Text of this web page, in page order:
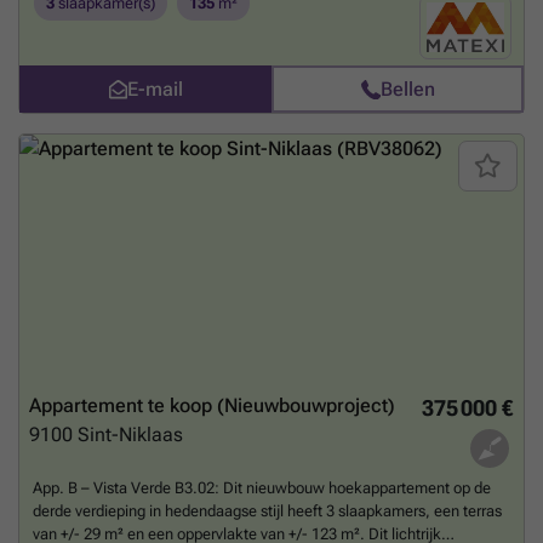
aan het recent aangelegde stadspark, met autoluwe leef -en
speelstraten dicht bij alle voorzieningen van de stad.Terneuzenwegel
biedt een gevarieerd aanbod aan verschillende woontypologieën.
Wens je een huis met een eigen tuin of zoek je eerder een
appartement met groot terras? De keuze is aan jou. De huizen en
appartementen zijn alvast klaar voor de toekomst!Deze fase is
uitgerust met een systeem van collectieve geothermie waarmee
E-mail Bellen
375 000 €
Appartement te koop (Nieuwbouwproject)
9100 Sint-Niklaas
App. B – Vista Verde B3.02: Dit nieuwbouw hoekappartement op de
derde verdieping in hedendaagse stijl heeft 3 slaapkamers, een terras
van +/- 29 m² en een oppervlakte van +/- 123 m². Dit lichtrijk